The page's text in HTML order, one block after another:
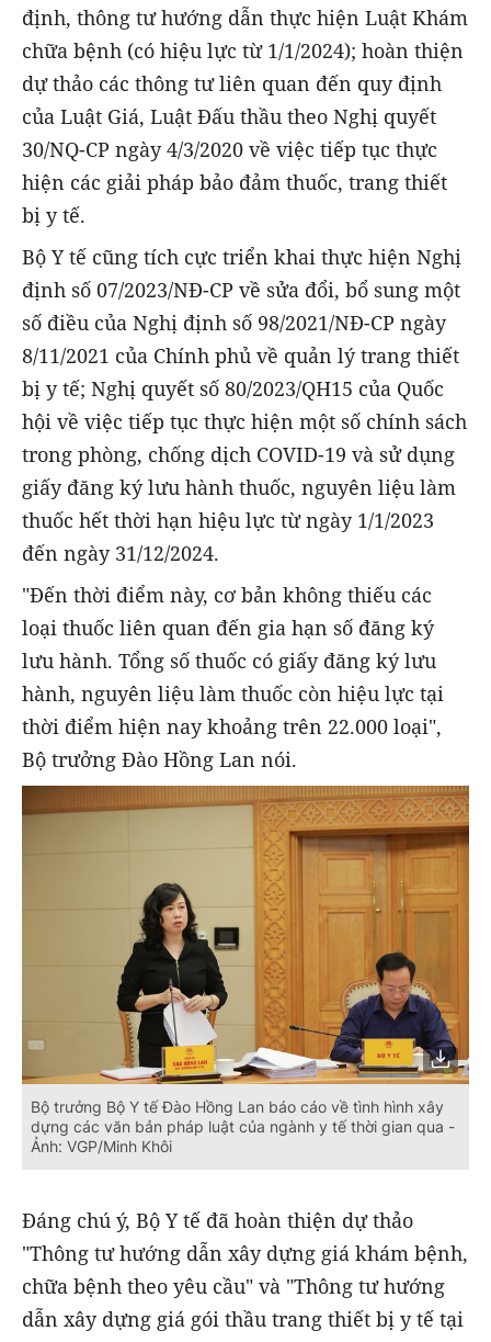
định, thông tư hướng dẫn thực hiện Luật Khám
chữa bệnh (có hiệu lực từ 1/1/2024); hoàn thiện
dự thảo các thông tư liên quan đến quy định
của Luật Giá, Luật Đấu thầu theo Nghị quyết
30/NQ-CP ngày 4/3/2020 về việc tiếp tục thực
hiện các giải pháp bảo đảm thuốc, trang thiết
bị y tế.
Bộ Y tế cũng tích cực triển khai thực hiện Nghị
định số 07/2023/NĐ-CP về sửa đổi, bổ sung một
số điều của Nghị định số 98/2021/NĐ-CP ngày
8/11/2021 của Chính phủ về quản lý trang thiết
bị y tế; Nghị quyết số 80/2023/QH15 của Quốc
hội về việc tiếp tục thực hiện một số chính sách
trong phòng, chống dịch COVID-19 và sử dụng
giấy đăng ký lưu hành thuốc, nguyên liệu làm
thuốc hết thời hạn hiệu lực từ ngày 1/1/2023
đến ngày 31/12/2024.
"Đến thời điểm này, cơ bản không thiếu các
loại thuốc liên quan đến gia hạn số đăng ký
lưu hành. Tổng số thuốc có giấy đăng ký lưu
hành, nguyên liệu làm thuốc còn hiệu lực tại
thời điểm hiện nay khoảng trên 22.000 loại",
Bộ trưởng Đào Hồng Lan nói.
Bộ trưởng Bộ Y tế Đào Hồng Lan báo cáo về tình hình xây
dựng các văn bản pháp luật của ngành y tế thời gian qua -
Ảnh: VGP/Minh Khôi
Đáng chú ý, Bộ Y tế đã hoàn thiện dự thảo
"Thông tư hướng dẫn xây dựng giá khám bệnh,
chữa bệnh theo yêu cầu" và "Thông tư hướng
dẫn xây dựng giá gói thầu trang thiết bị y tế tại